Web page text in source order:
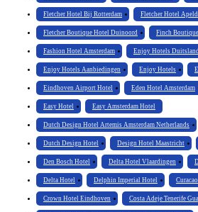
Fletcher Hotel Bij Rotterdam Fletcher Hotel
Fletcher Boutique Hotel Duinoord Finch
Fashion Hotel Amsterdam Enjoy Hotels Duitsland
Enjoy Hotels Aanbiedingen Enjoy Hotels
Eindhoven Airport Hotel Eden Hotel Amsterdam
Easy Hotel Easy Amsterdam Hotel
Dutch Design Hotel Artemis Amsterdam Netherlands
Dutch Design Hotel Design Hotel Maastricht
Den Bosch Hotel Delta Hotel Vlaardingen
Delta Hotel Delphin Imperial Hotel
Crown Hotel Eindhoven Costa Adeje Tenerife